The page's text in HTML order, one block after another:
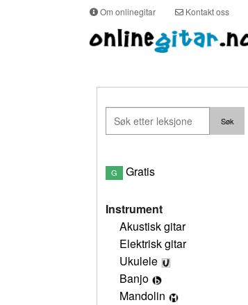
Om onlinegitar Kontakt oss
G Gratis
Instrument
Akustisk gitar
Elektrisk gitar
Ukulele
Banjo
Mandolin